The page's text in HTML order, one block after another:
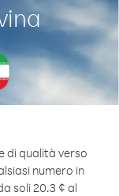
di qualità verso
numero in
soli 20.3 ¢ al